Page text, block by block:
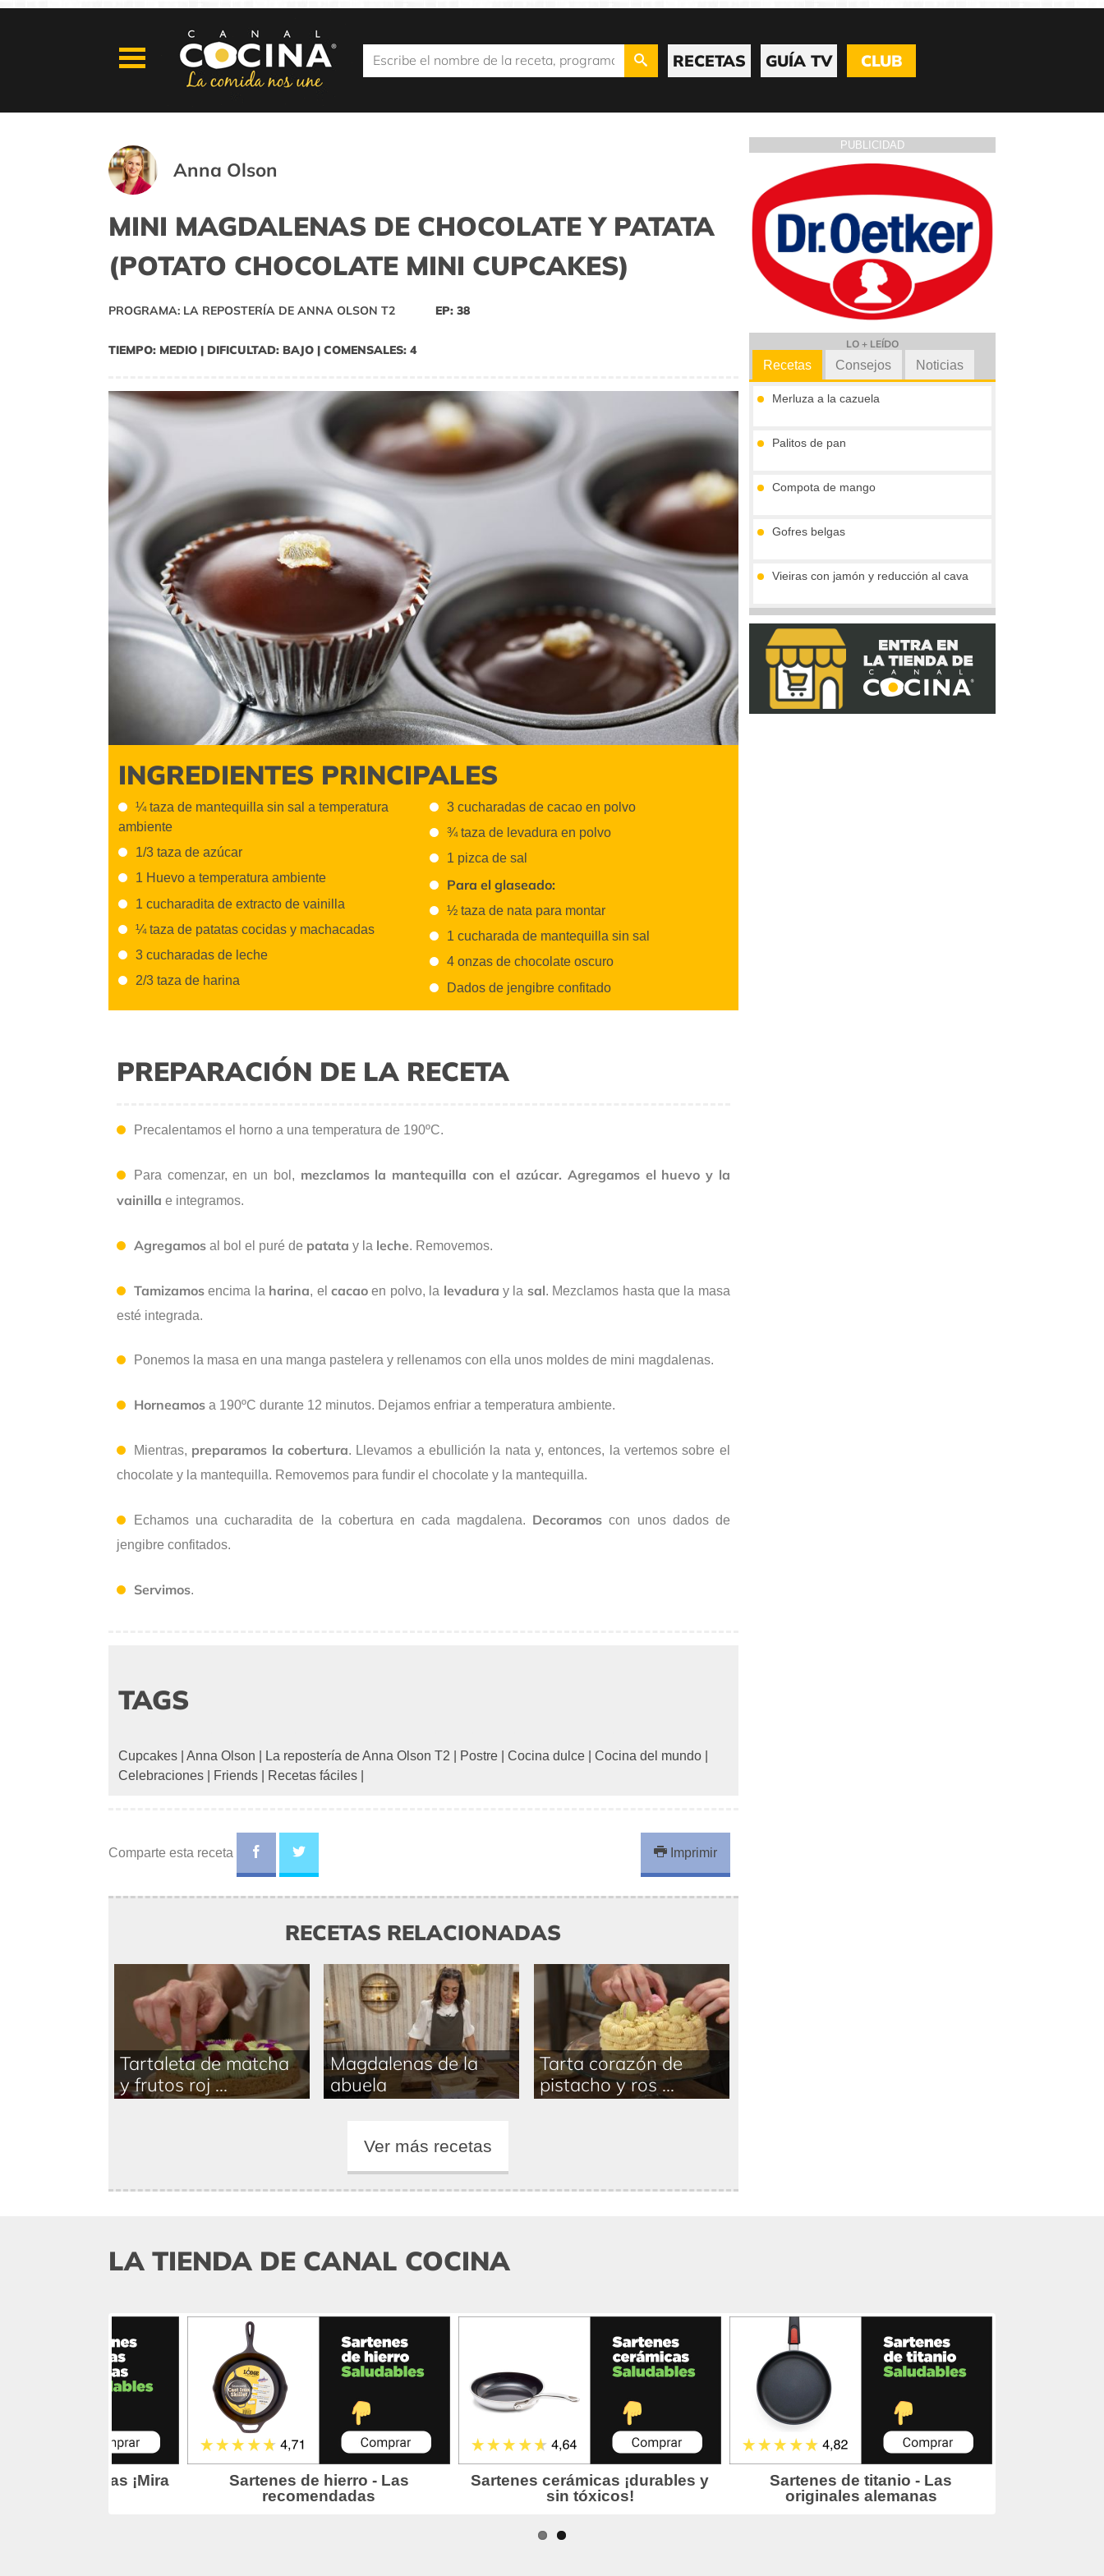
RECETAS GUÍA TV CLUB
Anna Olson
MINI MAGDALENAS DE CHOCOLATE Y PATATA
(POTATO CHOCOLATE MINI CUPCAKES)
PROGRAMA: LA REPOSTERÍA DE ANNA OLSON T2 EP: 38
TIEMPO: MEDIO | DIFICULTAD: BAJO | COMENSALES: 4
INGREDIENTES PRINCIPALES
¼ taza de mantequilla sin sal a temperatura
ambiente
1/3 taza de azúcar
1 Huevo a temperatura ambiente
1 cucharadita de extracto de vainilla
¼ taza de patatas cocidas y machacadas
3 cucharadas de leche
2/3 taza de harina
3 cucharadas de cacao en polvo
¾ taza de levadura en polvo
1 pizca de sal
Para el glaseado:
½ taza de nata para montar
1 cucharada de mantequilla sin sal
4 onzas de chocolate oscuro
Dados de jengibre confitado
PREPARACIÓN DE LA RECETA
Precalentamos el horno a una temperatura de 190ºC.
Para comenzar, en un bol, mezclamos la mantequilla con el azúcar. Agregamos el huevo y la
vainilla e integramos.
Agregamos al bol el puré de patata y la leche. Removemos.
Tamizamos encima la harina, elcacao en polvo, la levadura y la sal. Mezclamos hasta que la masa
esté integrada.
Ponemos la masa en una manga pastelera y rellenamos con ella unos moldes de mini magdalenas.
Horneamos a 190ºC durante 12 minutos. Dejamos enfriar a temperatura ambiente.
Mientras, preparamos la cobertura. Llevamos a ebullición la nata y, entonces, la vertemos sobre el
chocolate y la mantequilla. Removemos para fundir el chocolate y la mantequilla.
Echamos una cucharadita de la cobertura en cada magdalena. Decoramos con unos dados de
jengibre confitados.
Servimos.
TAGS
Cupcakes Anna Olson La repostería de Anna Olson T2 Postre Cocina dulce Cocina del mundo
Celebraciones
Friends Recetas fáciles
Comparte esta receta Imprimir
RECETAS RELACIONADAS
Tartaleta de matcha
y frutos roj ...
Magdalenas de la
abuela
Tarta corazón de
pistacho y ros ...
Ver más recetas
PUBLICIDAD
LO + LEÍDO
Recetas
Merluza a la cazuela
Palitos de pan
Compota de mango
Gofres belgas
Vieiras con jamón y reducción al cava
Crema de boletus y huevo de codorniz
Consejos Noticias
LA TIENDA DE CANAL COCINA